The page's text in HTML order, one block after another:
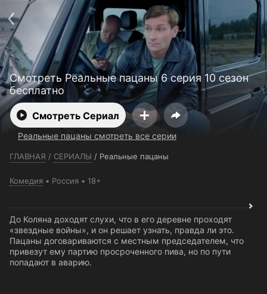
Смотреть Реальные пацаны 6 серия 10 сезон
бесплатно
Смотреть Сериал
Реальные пацаны смотреть все серии
ГЛАВНАЯ / СЕРИАЛЫ / Реальные пацаны
Комедия Россия 18+
До Коляна доходят слухи, что в его деревне проходят
«звездные войны», и он решает узнать, правда ли это.
Пацаны договариваются с местным председателем, что
привезут ему партию просроченного пива, но по пути
попадают в аварию.
Телефон поддержки:+7 (727) 323 10 92
Пользовательское соглашение
Политика конфиденциальности
Открыть приложение
Ввести промокод